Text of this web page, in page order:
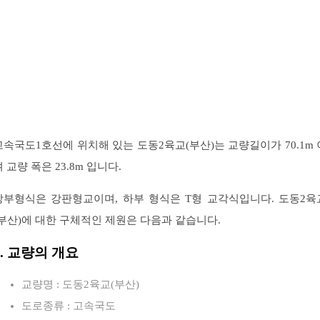
속국도1호선에 위치해 있는 도동2육교(부산)는 교량길이가 70.1m
교량 폭은 23.8m 입니다.
부형식은 강판형교이며, 하부 형식은 T형 교각식입니다. 도동2육
산)에 대한 구체적인 제원은 다음과 같습니다.
교량의 개요
교량명 : 도동2육교(부산)
도로종류 : 고속국도